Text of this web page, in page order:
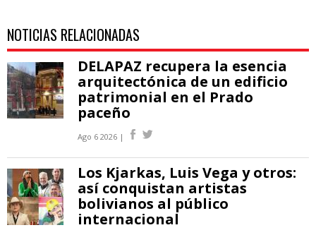
NOTICIAS RELACIONADAS
DELAPAZ recupera la esencia
arquitectónica de un edificio
patrimonial en el Prado
paceño
Ago 6 2026 |
Los Kjarkas, Luis Vega y otros:
así conquistan artistas
bolivianos al público
internacional